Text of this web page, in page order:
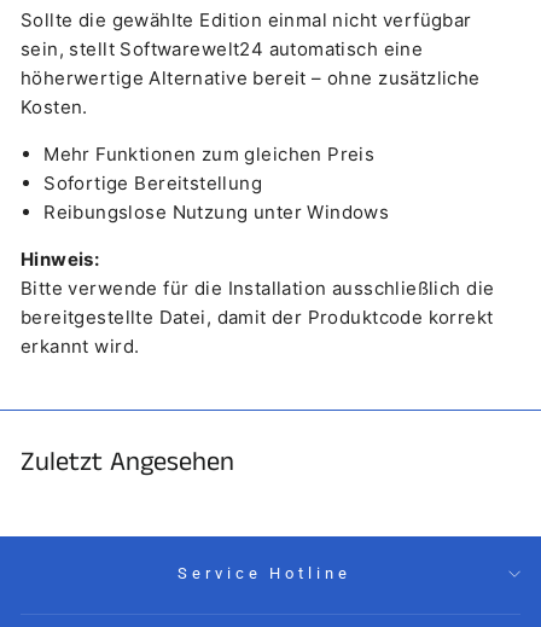
Sollte die gewählte Edition einmal nicht verfügbar
sein, stellt Softwarewelt24 automatisch eine
höherwertige Alternative bereit – ohne zusätzliche
Kosten.
Mehr Funktionen zum gleichen Preis
Sofortige Bereitstellung
Reibungslose Nutzung unter Windows
Hinweis:
Bitte verwende für die Installation ausschließlich die
bereitgestellte Datei, damit der Produktcode korrekt
erkannt wird.
Zuletzt Angesehen
Service Hotline